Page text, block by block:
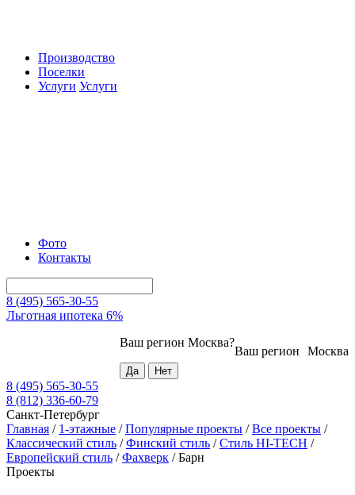
Производство
Поселки
Услуги Услуги
Фото
Контакты
8 (495) 565-30-55
Льготная ипотека 6%
Москва
Ваш регион
Ваш регион Москва?
8 (495) 565-30-55
8 (812) 336-60-79
Санкт-Петербург
Главная / 1-этажные /Популярные проекты /Все проекты /
Классический стиль /Финский стиль /Стиль HI-TECH /
Европейский стиль /Фахверк /Барн
Проекты